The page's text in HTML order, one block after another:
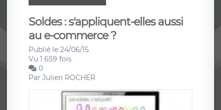
Soldes : s'appliquent-elles aussi
au e-commerce ?
Publié le 24/06/15
Vu 1 659 fois
0
Par Julien ROCHER